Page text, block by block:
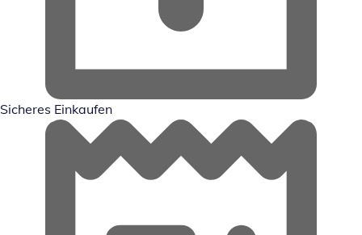
Sicheres Einkaufen